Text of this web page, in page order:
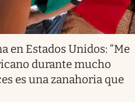
en Estados Unidos: “Me
durante mucho
es una zanahoria que